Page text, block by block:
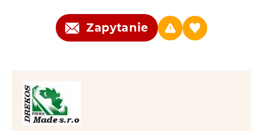
Zapytanie